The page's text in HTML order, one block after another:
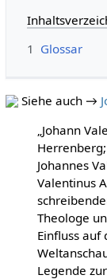
1 Glossar
Siehe auch →
„Johann
Johannes
Valentinus
Theologe
Einfluss auf
Legende